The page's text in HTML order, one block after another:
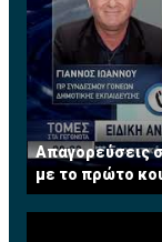
Απαγορεύσεις
με το πρώτο